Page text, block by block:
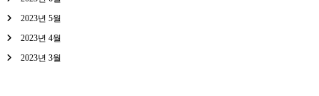
2023년 5월
2023년 4월
2023년 3월